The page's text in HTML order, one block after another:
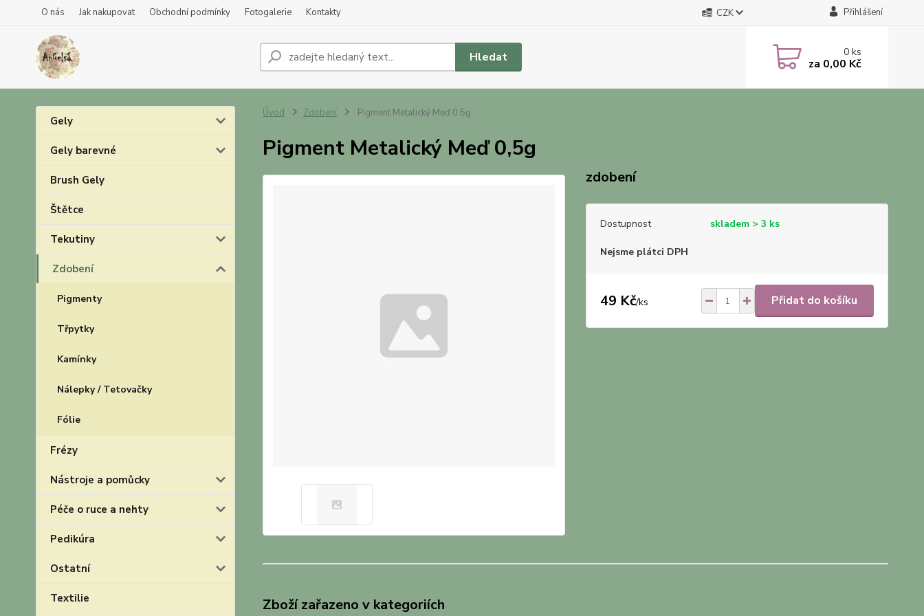
O nás Jak nakupovat Obchodní podmínky Fotogalerie Kontakty CZK Přihlášení
Hledat 0ks
za 0,00 Kč
Gely
Gely barevné
Brush Gely
Štětce
Tekutiny
Zdobení
Pigmenty
Třpytky
Kamínky
Nálepky / Tetovačky
Fólie
Frézy
Nástroje a pomůcky
Péče o ruce a nehty
Pedikúra
Ostatní
Textilie
Úvod Zdobení Pigment Metalický Meď 0,5g
Pigment Metalický Meď 0,5g
zdobení
Dostupnost skladem > 3 ks
Nejsme plátci DPH
49 Kč/ks Přidat do košíku
Zboží zařazeno v kategoriích